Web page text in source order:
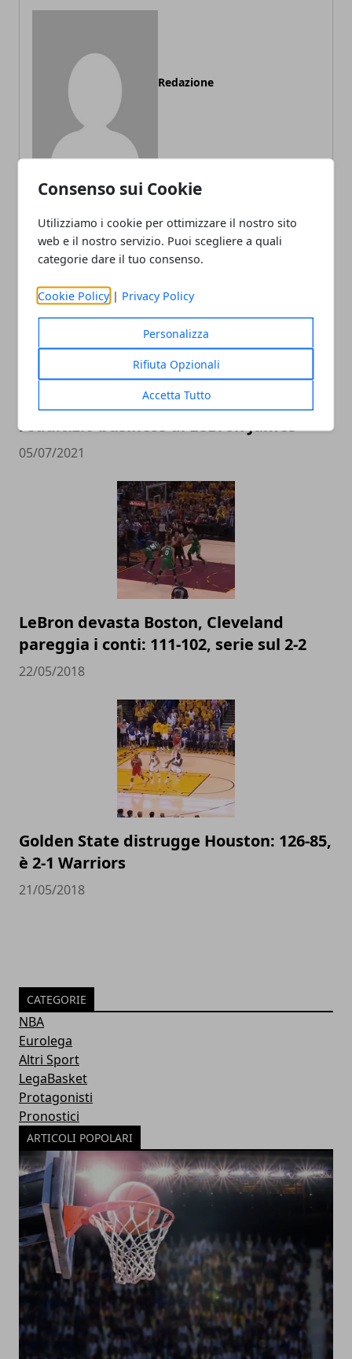
Consenso sui Cookie
Utilizziamo i cookie per ottimizzare il nostro sito
web e il nostro servizio. Puoi scegliere a quali
categorie dare il tuo consenso.
Cookie Policy | Privacy Policy
Personalizza
Rifiuta Opzionali
Accetta Tutto
Redazione
ARTICOLI CORRELATI
I paperoni della NBA: il vorticoso e
redditizio business di LeBron James
05/07/2021
LeBron devasta Boston, Cleveland
pareggia i conti: 111-102, serie sul 2-2
22/05/2018
Golden State distrugge Houston: 126-85,
è 2-1 Warriors
21/05/2018
CATEGORIE
NBA
Eurolega
Altri Sport
LegaBasket
Protagonisti
Pronostici
ARTICOLI POPOLARI